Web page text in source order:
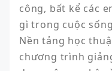
công, bất kể các
gì trong cuộc
Nền tảng học
chương trình